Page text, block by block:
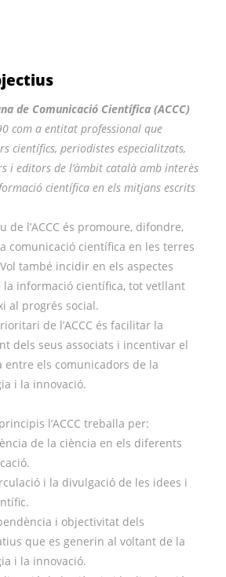
de Comunicació Científica (ACCC)
com a entitat professional que
científics, periodistes especialitzats,
i editors de l’àmbit català amb interès
científica en els mitjans escrits
de l’ACCC és promoure, difondre,
comunicació científica en les terres
també incidir en els aspectes
la informació científica, tot vetllant
al progrés social.
de l’ACCC és facilitar la
dels seus associats i incentivar el
entre els comunicadors de la
i la innovació.
l’ACCC treballa per:
de la ciència en els diferents
i la divulgació de les idees i
i objectivitat dels
que es generin al voltant de la
i la innovació.